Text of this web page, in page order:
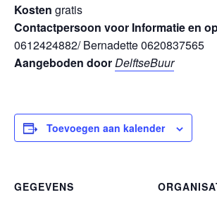
Kosten gratis
Contactpersoon voor Informatie en
0612424882/ Bernadette 0620837565
Aangeboden doorDelftseBuur
Toevoegen aan kalender
GEGEVENS